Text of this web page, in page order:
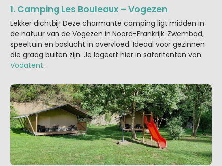
1. Camping Les Bouleaux – Vogezen
Lekker dichtbij! Deze charmante camping ligt midden in
de natuur van de Vogezen in Noord-Frankrijk. Zwembad,
speeltuin en boslucht in overvloed. Ideaal voor gezinnen
die graag buiten zijn. Je logeert hier in safaritenten van
Vodatent.